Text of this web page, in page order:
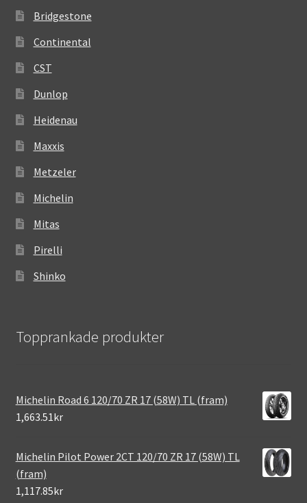
Bridgestone
Continental
CST
Dunlop
Heidenau
Maxxis
Metzeler
Michelin
Mitas
Pirelli
Shinko
Topprankade produkter
Michelin Road 6 120/70 ZR 17 (58W) TL (fram)
1,663.51kr
Michelin Pilot Power 2CT 120/70 ZR 17 (58W) TL
(fram)
1,117.85kr